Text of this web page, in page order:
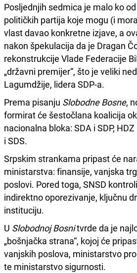
Posljednjih sedmica je malo ko
političkih partija koje mogu (i
vlast davao konkretne izjave, a
nakon špekulacija da je Dragan
rekonstrukcije Vlade Federacije
„državni premijer“, što je veliki
Lagumdžije, lidera SDP-a.
Prema pisanju Slobodne Bosne,
formirat će šestočlana koalicija
nacionalna bloka: SDA i SDP,
i SDS.
Srpskim strankama pripast će
ministarstva: finansije, vanjska
poslovi. Pored toga, SNSD
indirektno oporezivanje, ključnu
instituciju.
U Slobodnoj Bosnitvrde da je
„bošnjačka strana“, kojoj će
vanjskih poslova, ministarstvo
te ministarstvo sigurnosti.